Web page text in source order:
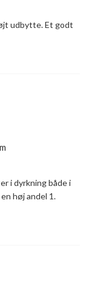
udbytte. Et godt
i dyrkning både i
høj andel 1.